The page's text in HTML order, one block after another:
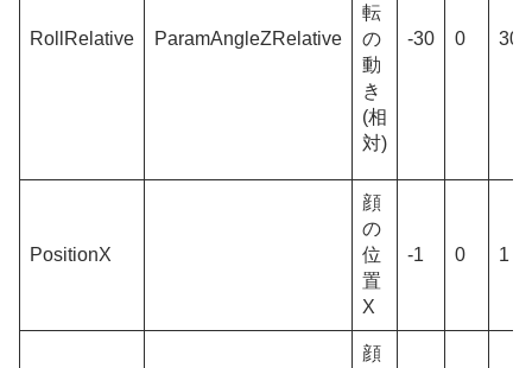
RollRelative ParamAngleZRelative
転
の
動
き
(相
対)
-30 0 30
PositionX
顔
の
位
置
X
-1 0 1
顔